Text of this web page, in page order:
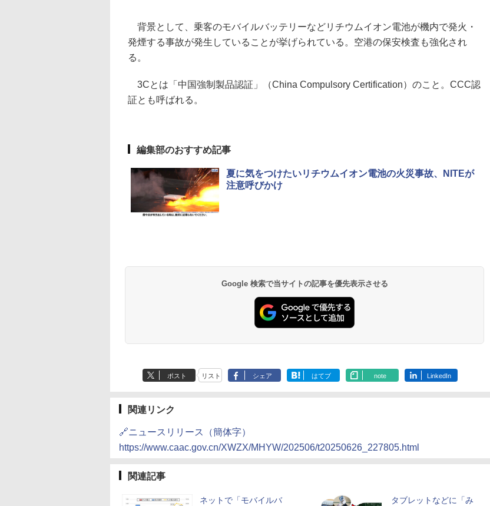
背景として、乗客のモバイルバッテリーなどリチウムイオン電池が機内で発火・
発煙する事故が発生していることが挙げられている。空港の保安検査も強化され
る。
3Cとは「中国強制製品認証」（China Compulsory Certification）のこと。CCC認
証とも呼ばれる。
編集部のおすすめ記事
夏に気をつけたいリチウムイオン電池の火災事故、NITEが
注意呼びかけ
Google 検索で当サイトの記事を優先表示させる
ポスト リスト シェア はてブ note LinkedIn
関連リンク
🔗ニュースリリース（簡体字）
https://www.caac.gov.cn/XWZX/MHYW/202506/t20250626_227805.html
関連記事
ネットで「モバイルバ
タブレットなどに「み